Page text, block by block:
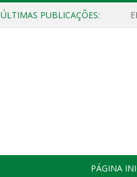
ÚLTIMAS PUBLICAÇÕES:
PÁGINA